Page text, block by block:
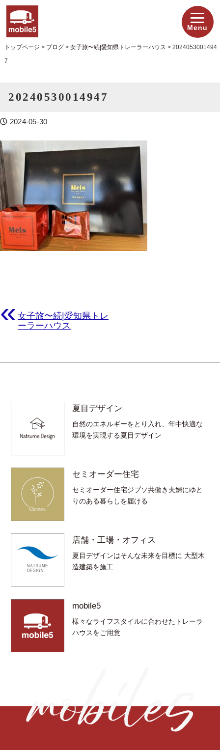
Menu
トップページ > ブログ> 女子旅〜続|愛知県トレーラーハウス > 2024053001494
7
20240530014947
2024-05-30
« 女子旅〜続|愛知県トレ
ーラーハウス
夏目デザイン
自然のエネルギーをとり入れ、年中快適な
環境を実現する夏目デザイン
セミオーダー住宅
セミオーダー住宅ジプソ共働き夫婦にゆと
りのある暮らしを届ける
店舗・工場・オフィス
夏目デザインはそんな未来を目標に 大型木
造建築を施工
mobile5
様々なライフスタイルに合わせたトレーラ
ハウスをご用意